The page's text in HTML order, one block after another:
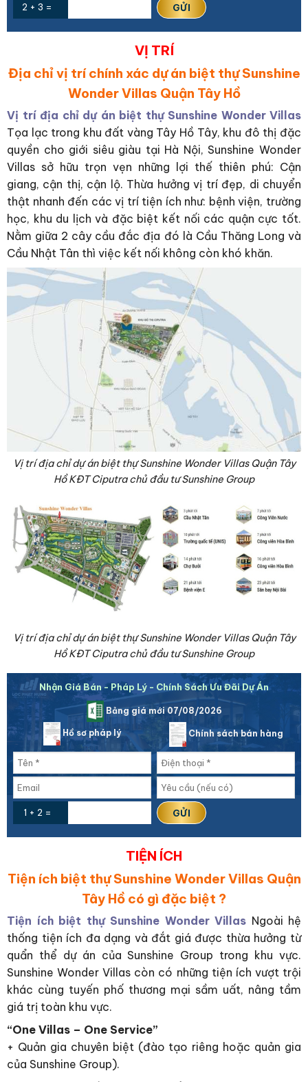
2 + 3 =
VỊ TRÍ
Địa chỉ vị trí chính xác dự án biệt thự Sunshine
Wonder Villas Quận Tây Hồ
Vị trí địa chỉ dự án biệt thự Sunshine Wonder Villas
Tọa lạc trong khu đất vàng Tây Hồ Tây, khu đô thị đặc
quyền cho giới siêu giàu tại Hà Nội, Sunshine Wonder
Villas sở hữu trọn vẹn những lợi thế thiên phú: Cận
giang, cận thị, cận lộ. Thừa hưởng vị trí đẹp, di chuyển
thật nhanh đến các vị trí tiện ích như: bệnh viện, trường
học, khu du lịch và đặc biệt kết nối các quận cực tốt.
Nằm giữa 2 cây cầu đắc địa đó là Cầu Thăng Long và
Cầu Nhật Tân thì việc kết nối không còn khó khăn.
Vị trí địa chỉ dự án biệt thự Sunshine Wonder Villas Quận Tây
Hồ KĐT Ciputra chủ đầu tư Sunshine Group
Vị trí địa chỉ dự án biệt thự Sunshine Wonder Villas Quận Tây
Hồ KĐT Ciputra chủ đầu tư Sunshine Group
Nhận Giá Bán - Pháp Lý - Chính Sách Ưu Đãi Dự Án
Bảng giá mới 07/08/2026
Hồ sơ pháp lý Chính sách bán hàng
1 + 2 =
TIỆN ÍCH
Tiện ích biệt thự Sunshine Wonder Villas Quận
Tây Hồ có gì đặc biệt ?
Tiện ích biệt thự Sunshine Wonder Villas Ngoài hệ
thống tiện ích đa dạng và đắt giá được thừa hưởng từ
quẩn thể dự án của Sunshine Group trong khu vực.
Sunshine Wonder Villas còn có những tiện ích vượt trội
khác cùng tuyến phố thương mại sầm uất, nâng tầm
giá trị toàn khu vực.
“One Villas – One Service”
+ Quản gia chuyên biệt (đào tạo riêng hoặc quản gia
của Sunshine Group).